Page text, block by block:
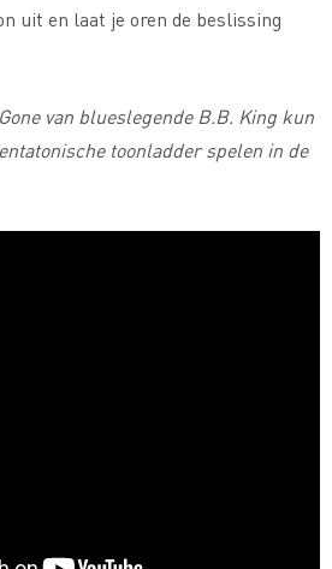
uit en laat je oren de beslissing
van blueslegende B.B. King kun
toonladder spelen in de